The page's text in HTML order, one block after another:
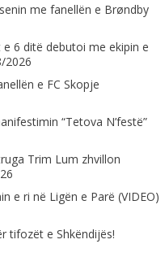
me fanellën e Brøndby
6 ditë debutoi me ekipin e
2026
e FC Skopje
“Tetova N’festë”
Trim Lum zhvillon
e ri në Ligën e Parë (VIDEO)
tifozët e Shkëndijës!